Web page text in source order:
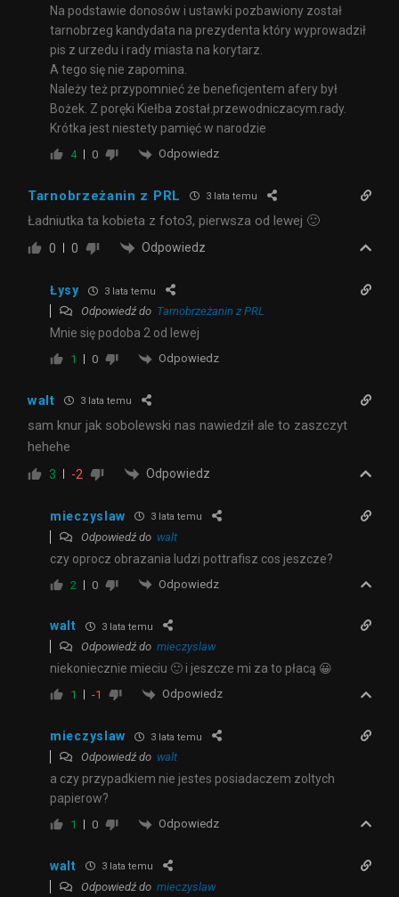
Na podstawie donosów i ustawki pozbawiony został
tarnobrzeg kandydata na prezydenta który wyprowadził
pis z urzedu i rady miasta na korytarz.
A tego się nie zapomina.
Należy też przypomnieć że beneficjentem afery był
Bożek. Z poręki Kiełba został.przewodniczacym.rady.
Krótka jest niestety pamięć w narodzie
4 0 Odpowiedz
Tarnobrzeżanin z PRL 3 lata temu
Ładniutka ta kobieta z foto3, pierwsza od lewej 🙂
0 0 Odpowiedz
Łysy 3 lata temu
Odpowiedź do Tarnobrzeżanin z PRL
Mnie się podoba 2 od lewej
1 0 Odpowiedz
walt 3 lata temu
sam knur jak sobolewski nas nawiedził ale to zaszczyt
hehehe
3 -2 Odpowiedz
mieczyslaw 3 lata temu
Odpowiedź do walt
czy oprocz obrazania ludzi pottrafisz cos jeszcze?
2 0 Odpowiedz
walt 3 lata temu
Odpowiedź do mieczyslaw
niekoniecznie mieciu 🙂 i jeszcze mi za to płacą 😀
1 -1 Odpowiedz
mieczyslaw 3 lata temu
Odpowiedź do walt
a czy przypadkiem nie jestes posiadaczem zoltych
papierow?
1 0 Odpowiedz
walt 3 lata temu
Odpowiedź do mieczyslaw